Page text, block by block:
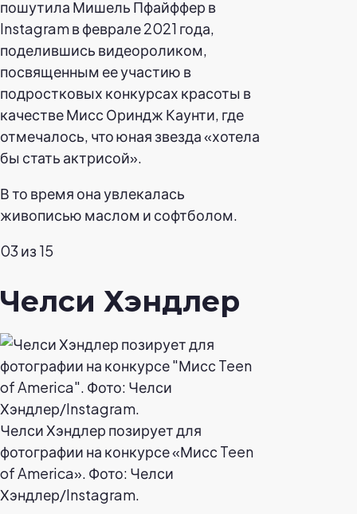
пошутила Мишель Пфайффер в
Instagram в феврале 2021 года,
поделившись видеороликом,
посвященным ее участию в
подростковых конкурсах красоты в
качестве Мисс Ориндж Каунти, где
отмечалось, что юная звезда «хотела
бы стать актрисой».
В то время она увлекалась
живописью маслом и софтболом.
03 из 15
Челси Хэндлер
Челси Хэндлер позирует для
фотографии на конкурсе «Мисс Teen
of America». Фото: Челси
Хэндлер/Instagram.